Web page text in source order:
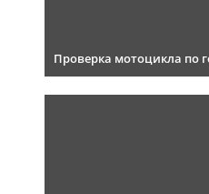
Проверка мотоцикла по